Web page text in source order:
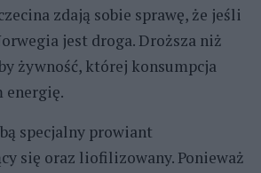
zdają sobie sprawę, że jeśli
jest droga. Droższa niż
żywność, której konsumpcja
energię.
specjalny prowiant
się oraz liofilizowany. Ponieważ